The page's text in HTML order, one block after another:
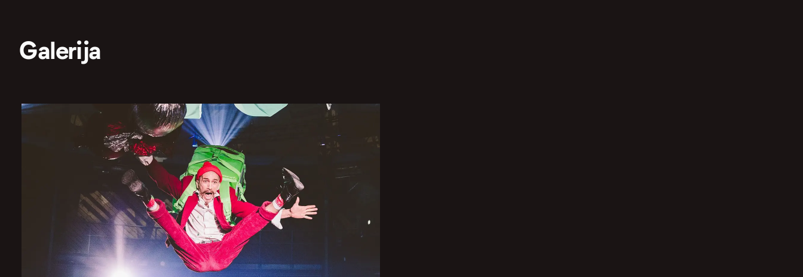
Galerija